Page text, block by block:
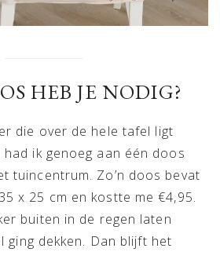
HEB JE NODIG?
die over de hele tafel ligt
ik genoeg aan één doos
tuincentrum. Zo’n doos bevat
x 25 cm en kostte me €4,95.
buiten in de regen laten
ging dekken. Dan blijft het